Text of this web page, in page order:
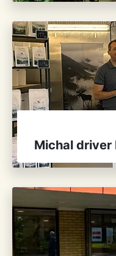
Michal